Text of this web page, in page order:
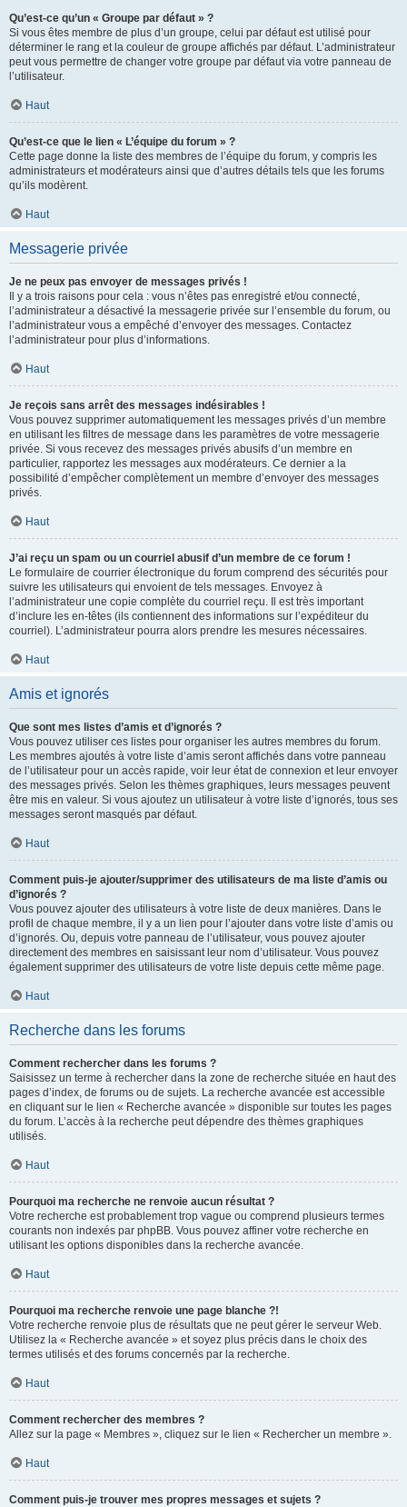
Qu’est-ce qu’un « Groupe par défaut » ?
Si vous êtes membre de plus d’un groupe, celui par défaut est utilisé pour
déterminer le rang et la couleur de groupe affichés par défaut. L’administrateur
peut vous permettre de changer votre groupe par défaut via votre panneau de
l’utilisateur.
Haut
Qu’est-ce que le lien « L’équipe du forum » ?
Cette page donne la liste des membres de l’équipe du forum, y compris les
administrateurs et modérateurs ainsi que d’autres détails tels que les forums
qu’ils modèrent.
Haut
Messagerie privée
Je ne peux pas envoyer de messages privés !
Il y a trois raisons pour cela : vous n’êtes pas enregistré et/ou connecté,
l’administrateur a désactivé la messagerie privée sur l’ensemble du forum, ou
l’administrateur vous a empêché d’envoyer des messages. Contactez
l’administrateur pour plus d’informations.
Haut
Je reçois sans arrêt des messages indésirables !
Vous pouvez supprimer automatiquement les messages privés d’un membre
en utilisant les filtres de message dans les paramètres de votre messagerie
privée. Si vous recevez des messages privés abusifs d’un membre en
particulier, rapportez les messages aux modérateurs. Ce dernier a la
possibilité d’empêcher complètement un membre d’envoyer des messages
privés.
Haut
J’ai reçu un spam ou un courriel abusif d’un membre de ce forum !
Le formulaire de courrier électronique du forum comprend des sécurités pour
suivre les utilisateurs qui envoient de tels messages. Envoyez à
l’administrateur une copie complète du courriel reçu. Il est très important
d’inclure les en-têtes (ils contiennent des informations sur l’expéditeur du
courriel). L’administrateur pourra alors prendre les mesures nécessaires.
Haut
Amis et ignorés
Que sont mes listes d’amis et d’ignorés ?
Vous pouvez utiliser ces listes pour organiser les autres membres du forum.
Les membres ajoutés à votre liste d’amis seront affichés dans votre panneau
de l’utilisateur pour un accès rapide, voir leur état de connexion et leur envoyer
des messages privés. Selon les thèmes graphiques, leurs messages peuvent
être mis en valeur. Si vous ajoutez un utilisateur à votre liste d’ignorés, tous ses
messages seront masqués par défaut.
Haut
Comment puis-je ajouter/supprimer des utilisateurs de ma liste d’amis ou
d’ignorés ?
Vous pouvez ajouter des utilisateurs à votre liste de deux manières. Dans le
profil de chaque membre, il y a un lien pour l’ajouter dans votre liste d’amis ou
d’ignorés. Ou, depuis votre panneau de l’utilisateur, vous pouvez ajouter
directement des membres en saisissant leur nom d’utilisateur. Vous pouvez
également supprimer des utilisateurs de votre liste depuis cette même page.
Haut
Recherche dans les forums
Comment rechercher dans les forums ?
Saisissez un terme à rechercher dans la zone de recherche située en haut des
pages d’index, de forums ou de sujets. La recherche avancée est accessible
en cliquant sur le lien « Recherche avancée » disponible sur toutes les pages
du forum. L’accès à la recherche peut dépendre des thèmes graphiques
utilisés.
Haut
Pourquoi ma recherche ne renvoie aucun résultat ?
Votre recherche est probablement trop vague ou comprend plusieurs termes
courants non indexés par phpBB. Vous pouvez affiner votre recherche en
utilisant les options disponibles dans la recherche avancée.
Haut
Pourquoi ma recherche renvoie une page blanche ?!
Votre recherche renvoie plus de résultats que ne peut gérer le serveur Web.
Utilisez la « Recherche avancée » et soyez plus précis dans le choix des
termes utilisés et des forums concernés par la recherche.
Haut
Comment rechercher des membres ?
Allez sur la page « Membres », cliquez sur le lien « Rechercher un membre ».
Haut
Comment puis-je trouver mes propres messages et sujets ?